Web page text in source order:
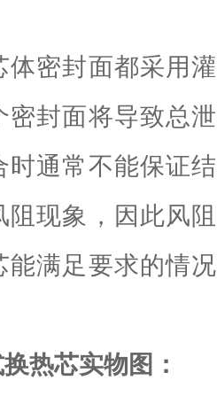
体密封面都采用
密封面将导致总
时通常不能保证
阻现象，因此风
能满足要求的情
热芯实物图：